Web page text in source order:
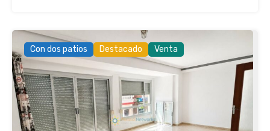
Con dos patios Destacado Venta